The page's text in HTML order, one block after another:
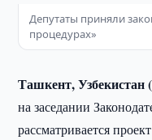
Депутаты приняли
процедурах»
Ташкент,
на заседании
рассматривается